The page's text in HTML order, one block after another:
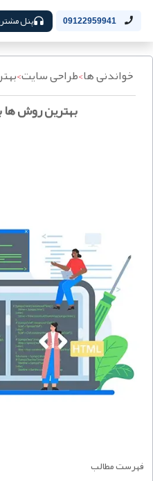
09122959941 پنل
خواندنی ها>طراحی سایت>
بهترین روش
فهرست مطالب